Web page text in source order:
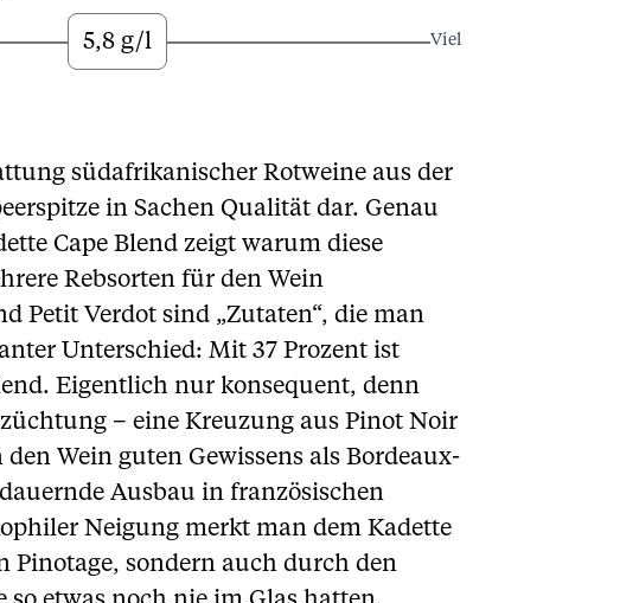
5,8 g/l Viel
südafrikanischer Rotweine aus der
in Sachen Qualität dar. Genau
Cape Blend zeigt warum diese
Rebsorten für den Wein
Petit Verdot sind „Zutaten“, die man
Unterschied: Mit 37 Prozent ist
Eigentlich nur konsequent, denn
– eine Kreuzung aus Pinot Noir
Wein guten Gewissens als Bordeaux-
Ausbau in französischen
Neigung merkt man dem Kadette
sondern auch durch den